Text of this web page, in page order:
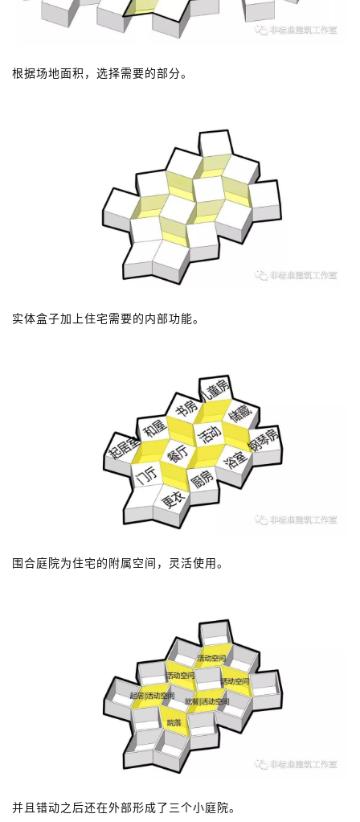
根据场地面积，选择需要的部分。
实体盒子加上住宅需要的内部功能。
围合庭院为住宅的附属空间，灵活使用。
并且错动之后还在外部形成了三个小庭院。